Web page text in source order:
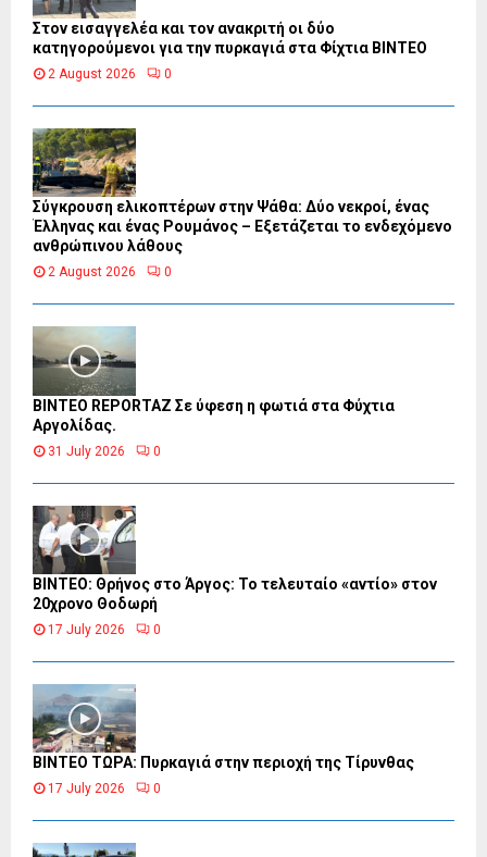
Στον εισαγγελέα και τον ανακριτή οι δύο
κατηγορούμενοι για την πυρκαγιά στα Φίχτια ΒΙΝΤΕΟ
2 August 2026 0
Σύγκρουση ελικοπτέρων στην Ψάθα: Δύο νεκροί, ένας
Έλληνας και ένας Ρουμάνος – Εξετάζεται το ενδεχόμενο
ανθρώπινου λάθους
2 August 2026 0
BINTEO REPORTAZ Σε ύφεση η φωτιά στα Φύχτια
Αργολίδας.
31 July 2026 0
ΒΙΝΤΕΟ: Θρήνος στο Άργος: Το τελευταίο «αντίο» στον
20χρονο Θοδωρή
17 July 2026 0
ΒΙΝΤΕΟ ΤΩΡΑ: Πυρκαγιά στην περιοχή της Τίρυνθας
17 July 2026 0